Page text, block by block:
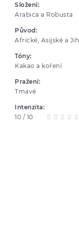
Složení:
Arabica a Robusta
Původ:
Africké, Asijské a
Tóny:
Kakao a koření
Pražení:
Tmavé
Intenzita:
10 / 10